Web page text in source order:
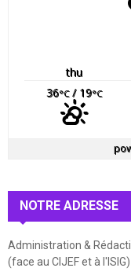
thu
36°C/ 19°C
NOTRE ADRESSE
Administration &
(face au CIJEF et à l'ISIG)